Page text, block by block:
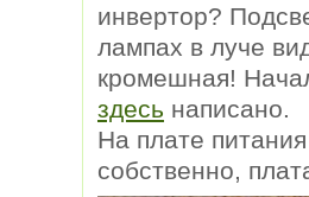
инвертор?
лампах в луче
кромешная!
здесь написано.
На плате
собственно,